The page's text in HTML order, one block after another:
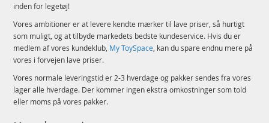
inden for legetøj!
Vores ambitioner er at levere kendte mærker til lave priser, så hurtigt
som muligt, og at tilbyde markedets bedste kundeservice. Hvis du er
medlem af vores kundeklub, My ToySpace, kan du spare endnu mere på
vores i forvejen lave priser.
Vores normale leveringstid er 2-3 hverdage og pakker sendes fra vores
lager alle hverdage. Der kommer ingen ekstra omkostninger som told
eller moms på vores pakker.